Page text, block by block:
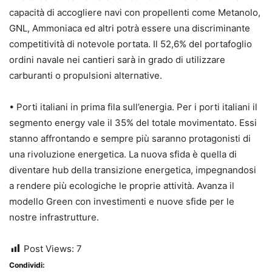
capacità di accogliere navi con propellenti come Metanolo,
GNL, Ammoniaca ed altri potrà essere una discriminante
competitività di notevole portata. Il 52,6% del portafoglio
ordini navale nei cantieri sarà in grado di utilizzare
carburanti o propulsioni alternative.
• Porti italiani in prima fila sull’energia. Per i porti italiani il
segmento energy vale il 35% del totale movimentato. Essi
stanno affrontando e sempre più saranno protagonisti di
una rivoluzione energetica. La nuova sfida è quella di
diventare hub della transizione energetica, impegnandosi
a rendere più ecologiche le proprie attività. Avanza il
modello Green con investimenti e nuove sfide per le
nostre infrastrutture.
Post Views: 7
Condividi: